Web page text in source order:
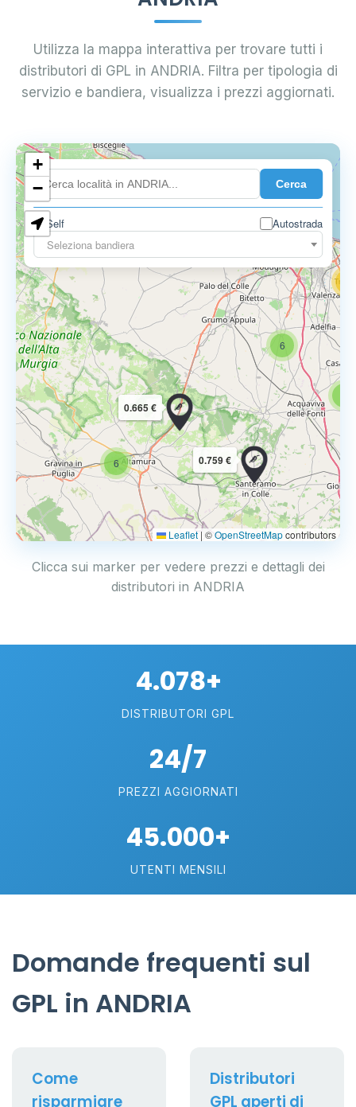
Utilizza la mappa interattiva per trovare tutti i
distributori di GPL in ANDRIA. Filtra per tipologia di
servizio e bandiera, visualizza i prezzi aggiornati.
Cerca
Self
Autostrada
Seleziona bandiera
4
6
6
0.759 €
0.665 €
+
−
Leaflet | ©OpenStreetMapcontributors
Clicca sui marker per vedere prezzi e dettagli dei
distributori in ANDRIA
4.078+
DISTRIBUTORI GPL
24/7
PREZZI AGGIORNATI
45.000+
UTENTI MENSILI
Domande frequenti sul
GPL in ANDRIA
Come
risparmiare
Distributori
GPL aperti di